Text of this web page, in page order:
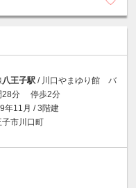
八王子駅 / 川口やまゆり館 バ
28分 停歩2分
年11月 / 3階建
市川口町